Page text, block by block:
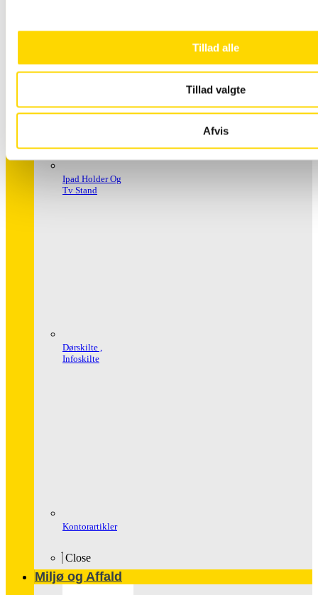
Tillad alle
Tillad valgte
Afvis
Ipad Holder Og
Tv Stand
Dørskilte ,
Infoskilte
Kontorartikler
Close
Miljø og Affald